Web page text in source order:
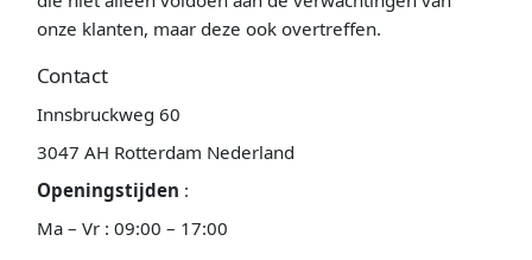
onze klanten, maar deze ook overtreffen.
Contact
Innsbruckweg 60
3047 AH Rotterdam Nederland
Openingstijden :
Ma – Vr : 09:00 – 17:00